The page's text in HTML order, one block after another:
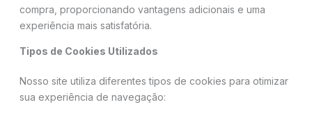
compra, proporcionando vantagens adicionais e uma
experiência mais satisfatória.
Tipos de Cookies Utilizados
Nosso site utiliza diferentes tipos de cookies para otimizar
sua experiência de navegação: